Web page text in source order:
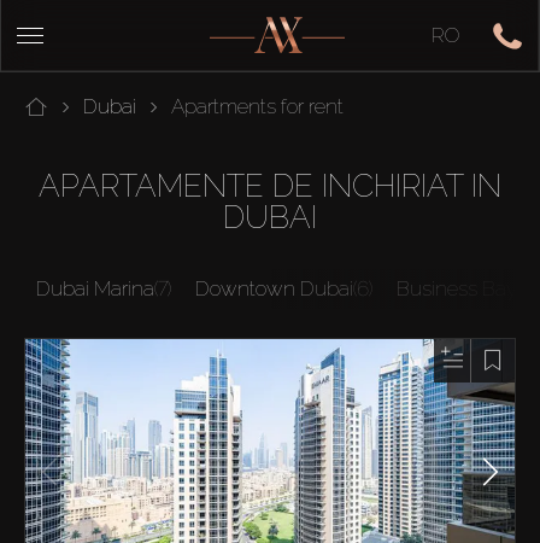
RO
Dubai Apartments for rent
APARTAMENTE DE INCHIRIAT IN
DUBAI
Dubai Marina(7) Downtown Dubai (6) Business Bay